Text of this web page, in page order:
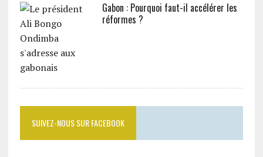
Gabon : Pourquoi faut-il accélérer les
réformes ?
SUIVEZ-NOUS SUR FACEBOOK